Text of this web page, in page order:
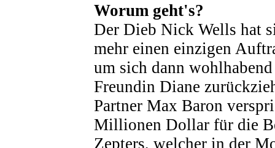
Worum geht's?
Der Dieb Nick Wells hat
mehr einen einzigen
um sich dann
Freundin Diane
Partner Max Baron
Millionen Dollar für die
Zepters, welcher in der